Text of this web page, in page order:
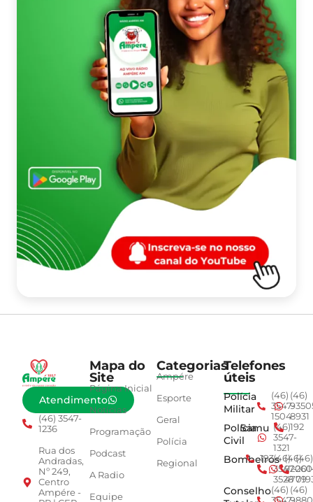
Atendimento
(46) 3547-
1236
Rua dos
Andradas,
Nº 249,
Centro
Ampére -
Mapa do
Site
Página Inicial
Notícias
Programação
Podcast
A Radio
Equipe
Categorias
Ampére
Esporte
Geral
Polícia
Regional
Telefones
úteis
Polícia
Militar
(46)
3547-
1504
(46)
8931
Polícia
Civil
Samu (46)
3547-
1321
192
Bombeiros
193(46)
3547-
3528
(46)
4779
(46)
Conselho(46) (46)